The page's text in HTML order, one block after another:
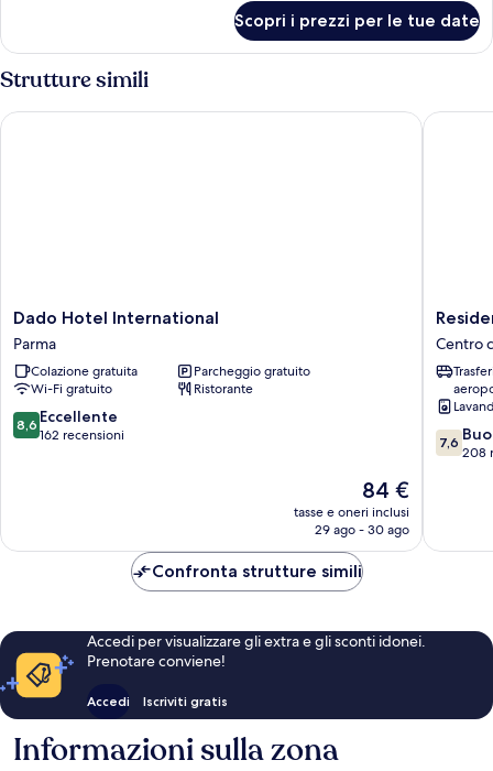
matrimoniale
o
2
letti
Basic
con
letto
matrimoniale
o
Scopri i prezzi per le tue date
Strutture simili
Dado
Hotel
International
Parma
Dado Hotel International
Parma
Colazione gratuita
Parcheggio gratuito
Wi-Fi gratuito
Ristorante
8.6
su
8,6 Eccellente
162 recensioni
Il
prezzo
attuale
84 €
84 €
tasse e oneri inclusi
29 ago - 30 ago
Dado Hotel International
Liberty
Hotel
Centro
città
di
Parma
Centro
7.6
su
7,6
208
Confronta strutture simili
Accedi per visualizzare gli extra e gli sconti idonei.
Prenotare conviene!
Accedi Iscriviti gratis
Informazioni sulla zona